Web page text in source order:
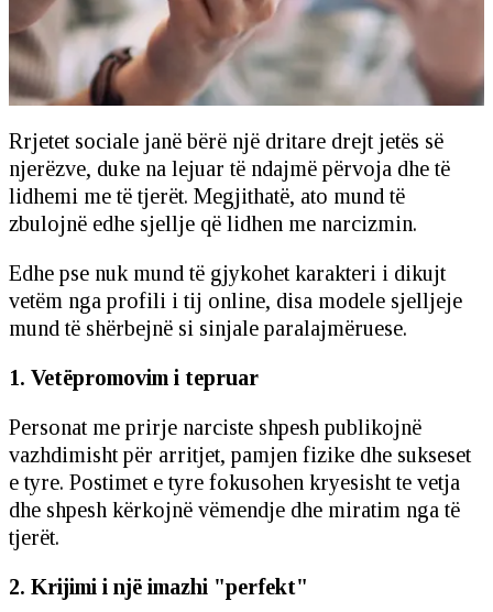
Rrjetet sociale janë bërë një dritare drejt jetës së
njerëzve, duke na lejuar të ndajmë përvoja dhe të
lidhemi me të tjerët. Megjithatë, ato mund të
zbulojnë edhe sjellje që lidhen me narcizmin.
Edhe pse nuk mund të gjykohet karakteri i dikujt
vetëm nga profili i tij online, disa modele sjelljeje
mund të shërbejnë si sinjale paralajmëruese.
1. Vetëpromovim i tepruar
Personat me prirje narciste shpesh publikojnë
vazhdimisht për arritjet, pamjen fizike dhe sukseset
e tyre. Postimet e tyre fokusohen kryesisht te vetja
dhe shpesh kërkojnë vëmendje dhe miratim nga të
tjerët.
2. Krijimi i një imazhi "perfekt"